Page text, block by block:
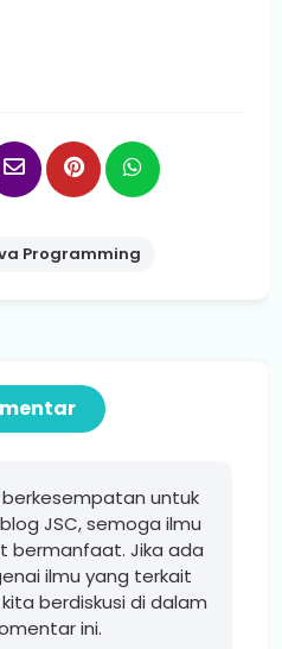
Programming
untuk
JSC, semoga ilmu
bermanfaat. Jika ada
ilmu yang terkait
berdiskusi di dalam
ini.